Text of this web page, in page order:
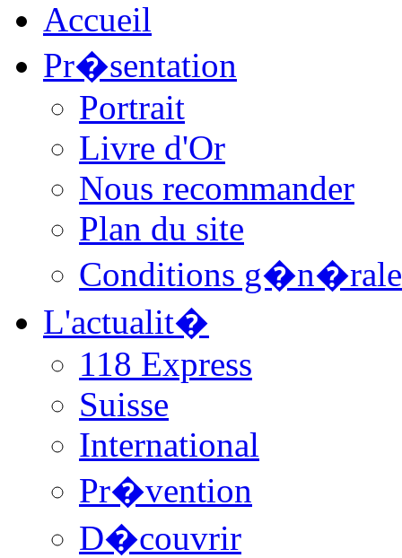
Accueil
Pr�sentation
Portrait
Livre d'Or
Nous recommander
Plan du site
Conditions
L'actualit�
118 Express
Suisse
International
Pr�vention
D�couvrir